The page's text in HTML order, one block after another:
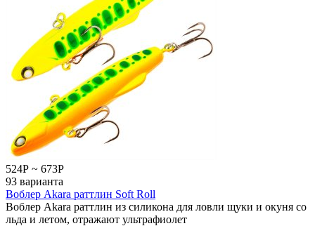
524Р ~ 673Р
93 варианта
Воблер Akara раттлин Soft Roll
Воблер Akara раттлин из силикона для ловли щуки и окуня со
льда и летом, отражают ультрафиолет